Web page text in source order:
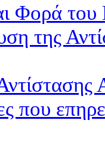
Φορά του
της
που